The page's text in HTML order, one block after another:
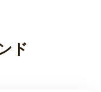
ド